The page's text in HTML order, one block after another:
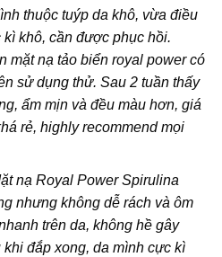
thuộc tuýp da khô, vừa điều
khô, cần được phục hồi.
mặt nạ tảo biển royal power có
sử dụng thử. Sau 2 tuần thấy
ẩm mịn và đều màu hơn, giá
rẻ, highly recommend mọi
nạ Royal Power Spirulina
nhưng không dễ rách và ôm
trên da, không hề gây
đắp xong, da mình cực kì